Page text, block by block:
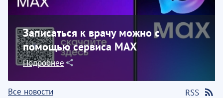
Записаться к врачу можно с
помощью сервиса МАХ
Подробнее
Все новости
RSS